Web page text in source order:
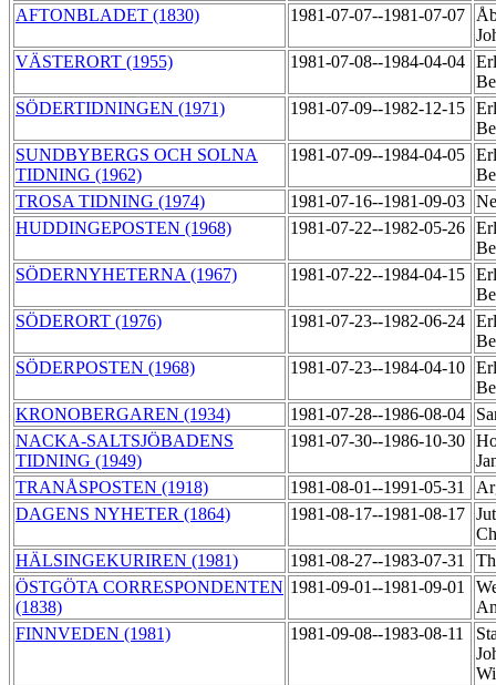
AFTONBLADET (1830)
1981-07-07--1981-07-07
VÄSTERORT (1955)
1981-07-08--1984-04-04
SÖDERTIDNINGEN (1971)
1981-07-09--1982-12-15
SUNDBYBERGS OCH SOLNA
TIDNING (1962)
1981-07-09--1984-04-05
TROSA TIDNING (1974)
1981-07-16--1981-09-03
HUDDINGEPOSTEN (1968)
1981-07-22--1982-05-26
SÖDERNYHETERNA (1967)
1981-07-22--1984-04-15
SÖDERORT (1976)
1981-07-23--1982-06-24
SÖDERPOSTEN (1968)
1981-07-23--1984-04-10
KRONOBERGAREN (1934)
1981-07-28--1986-08-04
NACKA-SALTSJÖBADENS
TIDNING (1949)
1981-07-30--1986-10-30
TRANÅSPOSTEN (1918)
1981-08-01--1991-05-31
DAGENS NYHETER (1864)
1981-08-17--1981-08-17
HÄLSINGEKURIREN (1981)
1981-08-27--1983-07-31
ÖSTGÖTA CORRESPONDENTEN
(1838)
1981-09-01--1981-09-01
FINNVEDEN (1981)
1981-09-08--1983-08-11